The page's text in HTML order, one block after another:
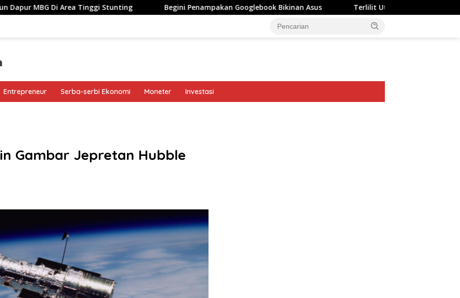
Area Tinggi Stunting Begini Penampakan Googlebook Bikinan Asus Terlilit Utang Rp303 Triliun, Rekening
Entrepreneur Serba-serbi Ekonomi Moneter Investasi
Gambar Jepretan Hubble